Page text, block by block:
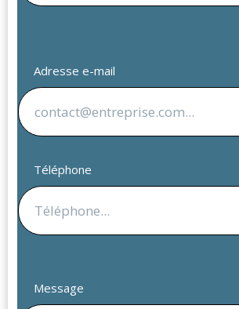
Adresse e-mail
Téléphone
Message